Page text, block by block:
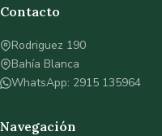
Contacto
Rodriguez 190
Bahía Blanca
WhatsApp: 2915 135964
Navegación